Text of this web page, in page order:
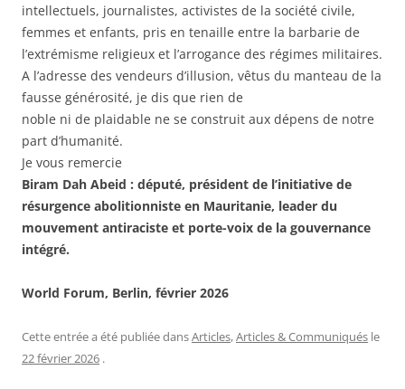
intellectuels, journalistes, activistes de la société civile,
femmes et enfants, pris en tenaille entre la barbarie de
l’extrémisme religieux et l’arrogance des régimes militaires.
A l’adresse des vendeurs d’illusion, vêtus du manteau de la
fausse générosité, je dis que rien de
noble ni de plaidable ne se construit aux dépens de notre
part d’humanité.
Je vous remercie
Biram Dah Abeid : député, président de l’initiative de
résurgence abolitionniste en Mauritanie, leader du
mouvement antiraciste et porte-voix de la gouvernance
intégré.
World Forum, Berlin, février 2026
Cette entrée a été publiée dansArticles,Articles & Communiqués le
22 février 2026 .